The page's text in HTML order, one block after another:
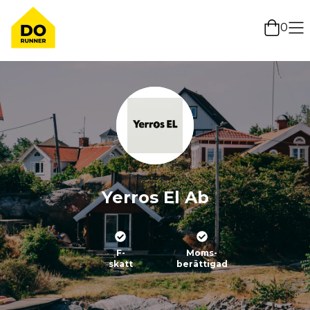
0
Yerros El Ab
F-
skatt
Moms-
berättigad